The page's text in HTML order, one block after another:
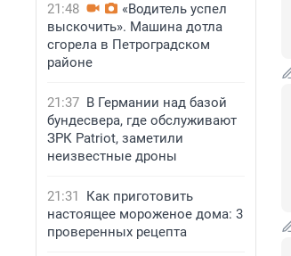
21:48
«Водитель успел
выскочить». Машина дотла
сгорела в Петроградском
районе
21:37 В Германии над базой
бундесвера, где обслуживают
ЗРК Patriot, заметили
неизвестные дроны
21:31
Как приготовить
настоящее мороженое дома: 3
проверенных рецепта